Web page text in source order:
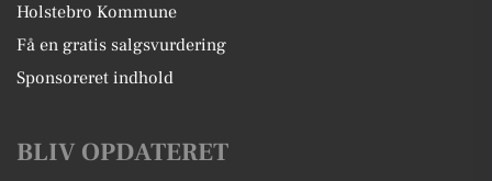
Holstebro Kommune
Få en gratis salgsvurdering
Sponsoreret indhold
BLIV OPDATERET